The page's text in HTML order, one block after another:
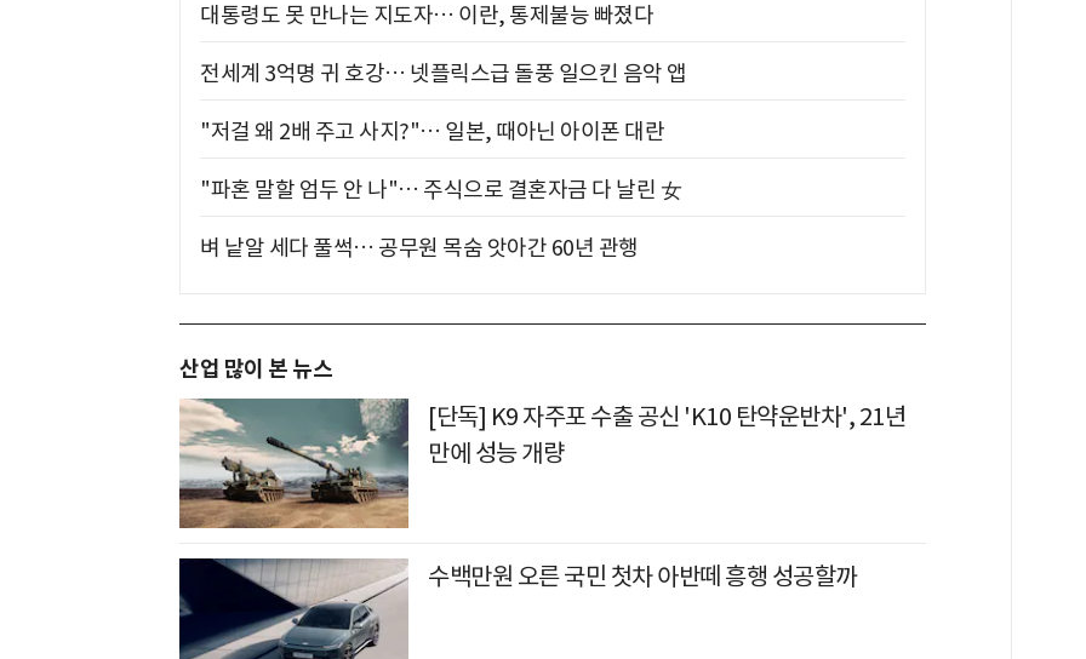
대통령도 못 만나는 지도자… 이란, 통제불능 빠졌다
전세계 3억명 귀 호강… 넷플릭스급 돌풍 일으킨 음악 앱
"저걸 왜 2배 주고 사지?"… 일본, 때아닌 아이폰 대란
"파혼 말할 엄두 안 나"… 주식으로 결혼자금 다 날린 女
벼 낱알 세다 풀썩… 공무원 목숨 앗아간 60년 관행
산업 많이 본 뉴스
[단독] K9 자주포 수출 공신 'K10 탄약운반차', 21년
만에 성능 개량
수백만원 오른 국민 첫차 아반떼 흥행 성공할까